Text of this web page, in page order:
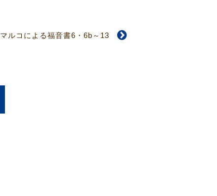
マルコによる福音書6・6b～13